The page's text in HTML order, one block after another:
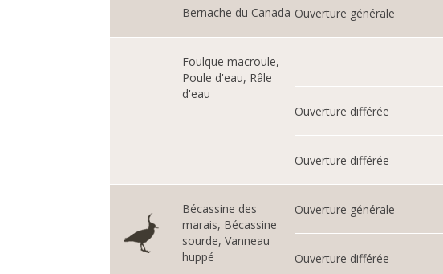
Bernache du Canada Ouverture générale
Foulque macroule,
Poule d'eau, Râle
d'eau
Ouverture différée
Ouverture différée
Bécassine des
marais, Bécassine
sourde, Vanneau
huppé
Ouverture générale
Ouverture différée